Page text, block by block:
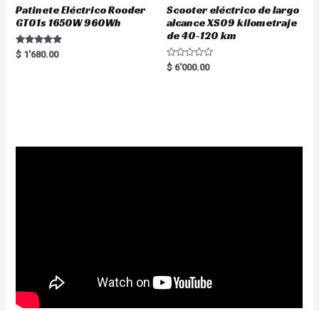
Patinete Eléctrico Rooder
GT01s 1650W 960Wh
Rated
5.00
$ 1'680.00
Scooter eléctrico de largo
alcance XS09 kilometraje
de 40-120 km
R
a
$ 6'000.00